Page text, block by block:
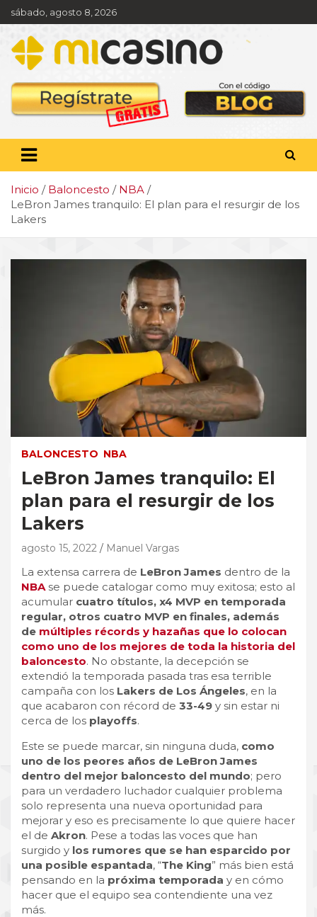
Saltar
al
contenido
sábado, agosto 8, 2026
Pronóstico deportivo,
apuestas y actualidad
deportiva
Inicio Baloncesto
NBA
LeBron James tranquilo: El plan para el resurgir de los
Lakers
BALONCESTO NBA
LeBron James tranquilo: El
plan para el resurgir de los
Lakers
agosto 15, 2022 Manuel Vargas
La extensa carrera de LeBron James dentro de la
NBAse puede catalogar como muy exitosa; esto al
acumular cuatro títulos, x4 MVP en temporada
regular, otros cuatro MVP en finales, además
de múltiples récords y hazañas que lo colocan
como uno de los mejores de toda la historia del
baloncesto. No obstante, la decepción se
extendió la temporada pasada tras esa terrible
campaña con los Lakers de Los Ángeles, en la
que acabaron con récord de 33-49 y sin estar ni
cerca de los playoffs.
Este se puede marcar, sin ninguna duda, como
uno de los peores años de LeBron James
dentro del mejor baloncesto del mundo; pero
para un verdadero luchador cualquier problema
solo representa una nueva oportunidad para
mejorar y eso es precisamente lo que quiere hacer
el de Akron. Pese a todas las voces que han
surgido y los rumores que se han esparcido por
una posible espantada, “The King” más bien está
pensando en la próxima temporada y en cómo
hacer que el equipo sea contendiente una vez
más.